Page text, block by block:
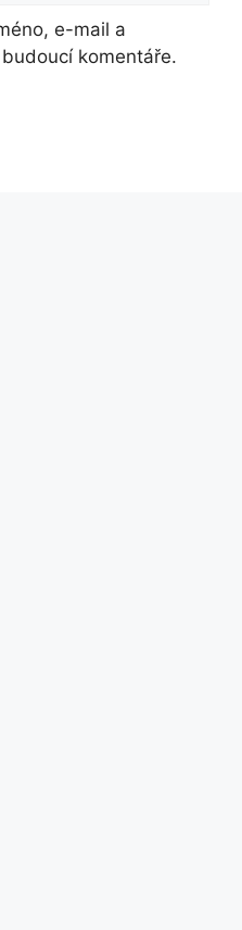
e-mail a
komentáře.